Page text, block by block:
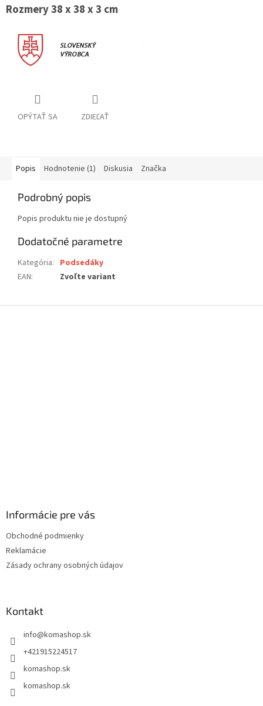
Rozmery 38 x 38 x 3 cm
OPÝTAŤ SA ZDIEĽAŤ
Popis Hodnotenie (1) Diskusia Značka
Podrobný popis
Popis produktu nie je dostupný
Dodatočné parametre
Kategória: Podsedáky
EAN: Zvoľte variant
Informácie pre vás
Obchodné podmienky
Reklamácie
Zásady ochrany osobných údajov
Kontakt
info@komashop.sk
+421915224517
komashop.sk
komashop.sk